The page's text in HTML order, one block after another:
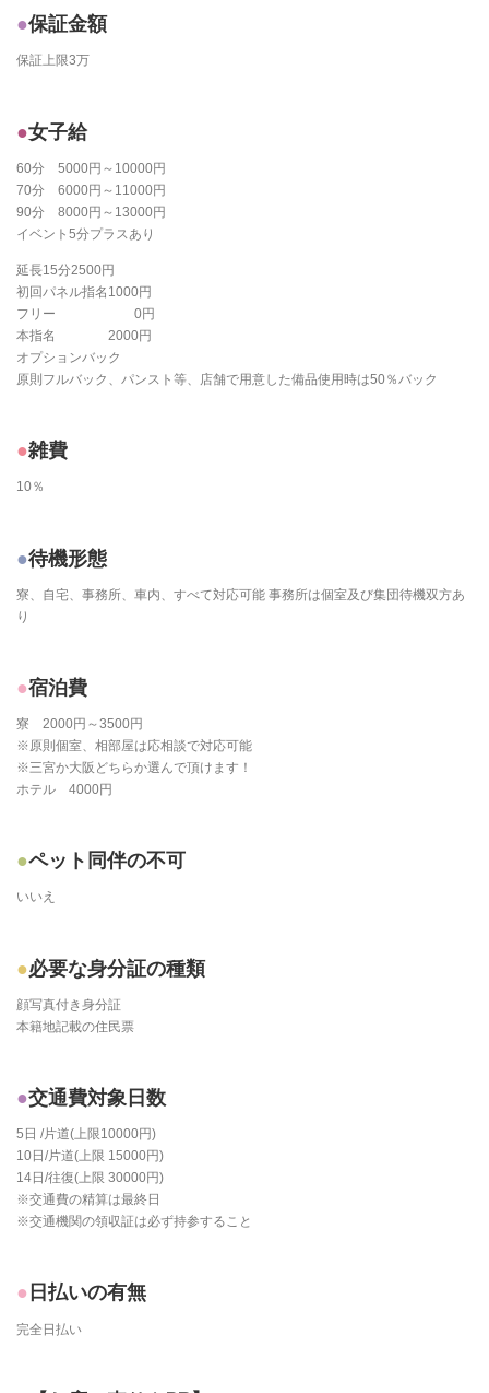
保証金額
保証上限3万
女子給
60分 5000円～10000円
70分 6000円～11000円
90分 8000円～13000円
イベント5分プラスあり
延長15分2500円
初回パネル指名1000円
フリー 0円
本指名 2000円
オプションバック
原則フルバック、パンスト等、店舗で用意した備品使用時は50％バック
雑費
10％
待機形態
寮、自宅、事務所、車内、すべて対応可能 事務所は個室及び集団待機双方あ
り
宿泊費
寮 2000円～3500円
※原則個室、相部屋は応相談で対応可能
※三宮か大阪どちらか選んで頂けます！
ホテル 4000円
ペット同伴の不可
いいえ
必要な身分証の種類
顔写真付き身分証
本籍地記載の住民票
交通費対象日数
5日 /片道(上限10000円)
10日/片道(上限 15000円)
14日/往復(上限 30000円)
※交通費の精算は最終日
※交通機関の領収証は必ず持参すること
日払いの有無
完全日払い